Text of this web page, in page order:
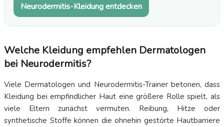
Neurodermitis-Kleidung entdecken
Welche Kleidung empfehlen Dermatologen
bei Neurodermitis?
Viele Dermatologen und Neurodermitis-Trainer betonen, dass
Kleidung bei empfindlicher Haut eine größere Rolle spielt, als
viele Eltern zunächst vermuten. Reibung, Hitze oder
synthetische Stoffe können die ohnehin gestörte Hautbarriere